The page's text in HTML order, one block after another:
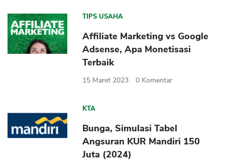
TIPS USAHA
Affiliate Marketing vs Google
Adsense, Apa Monetisasi
Terbaik
15 Maret 2023 0 Komentar
KTA
Bunga, Simulasi Tabel
Angsuran KUR Mandiri 150
Juta (2024)